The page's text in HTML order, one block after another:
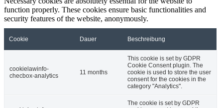
function properly. These cookies ensure basic functionalities and
security features of the website, anonymously.
Cookie Dauer Beschreibung
cookielawinfo-
checbox-analytics
11 months
This cookie is set by GDPR
Cookie Consent plugin. The
cookie is used to store the user
consent for the cookies in the
category "Analytics".
The cookie is set by GDPR